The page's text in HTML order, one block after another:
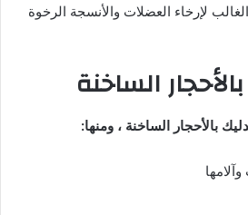
لإرخاء العضلات والأنسجة الرخوة
الساخنة
بالأحجار الساخنة ، ومنها: